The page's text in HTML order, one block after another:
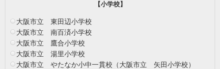
【小学校】
大阪市立 東田辺小学校
大阪市立 南百済小学校
大阪市立 鷹合小学校
大阪市立 湯里小学校
大阪市立 やたなか小中一貫校（大阪市立 矢田小学校）